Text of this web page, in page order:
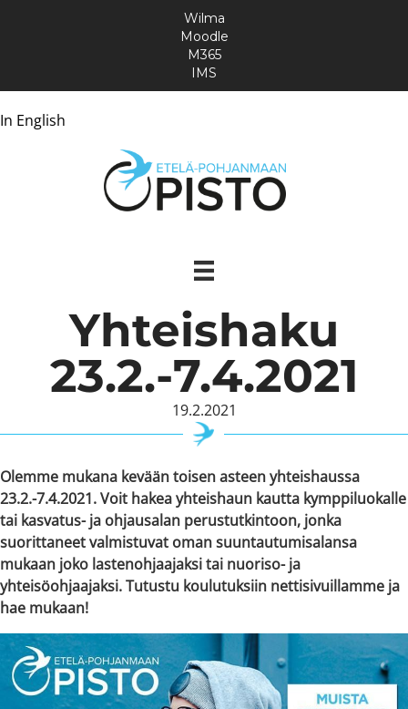
In English
Wilma
Moodle
M365
IMS
Yhteishaku
23.2.-7.4.2021
19.2.2021
Olemme mukana kevään toisen asteen yhteishaussa
23.2.-7.4.2021. Voit hakea yhteishaun kautta kymppiluokalle
tai kasvatus- ja ohjausalan perustutkintoon, jonka
suorittaneet valmistuvat oman suuntautumisalansa
mukaan joko lastenohjaajaksi tai nuoriso- ja
yhteisöohjaajaksi. Tutustu koulutuksiin nettisivuillamme ja
hae mukaan!